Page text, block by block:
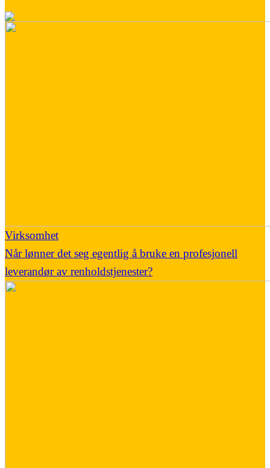
Virksomhet
Når lønner det seg egentlig å bruke en profesjonell
leverandør av renholdstjenester?